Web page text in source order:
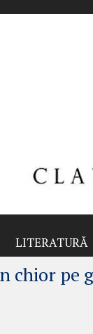
LITERATURĂ
chior pe